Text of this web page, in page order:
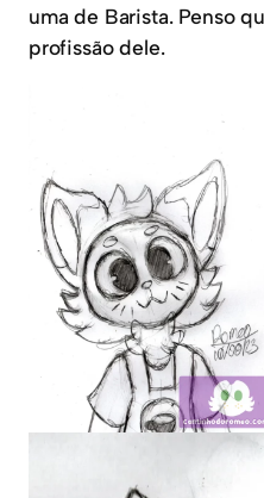
uma de Barista. Penso
profissão dele.